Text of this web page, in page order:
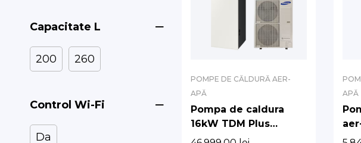
Capacitate L
200 260
Control Wi-Fi
Da
POMPE DE CĂLDURĂ AER-
APĂ
Pompa de caldura
16kW TDM Plus
ClimateHub S2 200L
APĂ